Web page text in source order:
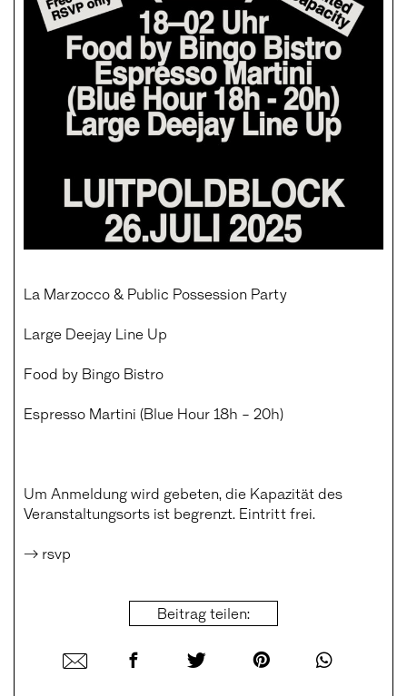
La Marzocco & Public Possession Party
Large Deejay Line Up
Food by Bingo Bistro
Espresso Martini (Blue Hour 18h – 20h)
Um Anmeldung wird gebeten, die Kapazität des
Veranstaltungsorts ist begrenzt. Eintritt frei.
→ rsvp
Beitrag teilen: